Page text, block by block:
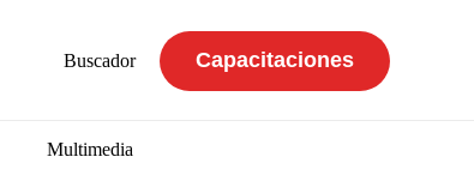
Buscador Capacitaciones
Multimedia